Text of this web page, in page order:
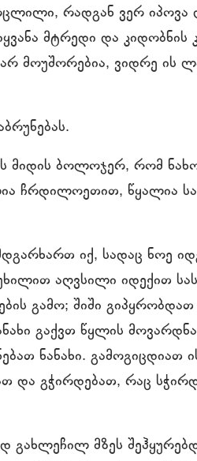
რადგან ვერ იპოვა
მტრედი და კიდობნის
მოუშორებია, ვიდრე ის
მიდის ბოლოჯერ, რომ
ჩრდილოეთით, წყალია
იქ, სადაც ნოე
აღვსილი იდექით
გამო; შიში გიპყრობდათ
გაქვთ წყლის
ნანახი. გამოგიცდიათ
და გჭირდებათ, რაც
მზეს